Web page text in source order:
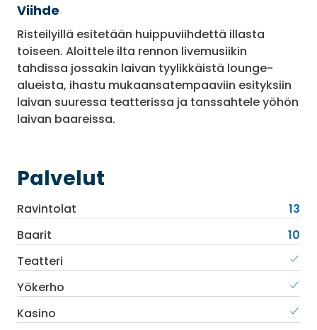
Viihde
Risteilyillä esitetään huippuviihdettä illasta
toiseen. Aloittele ilta rennon livemusiikin
tahdissa jossakin laivan tyylikkäistä lounge-
alueista, ihastu mukaansatempaaviin esityksiin
laivan suuressa teatterissa ja tanssahtele yöhön
laivan baareissa.
Palvelut
Ravintolat
13
Baarit
10
Teatteri
Yökerho
Kasino